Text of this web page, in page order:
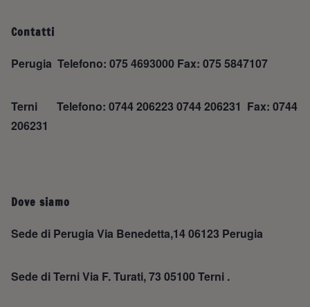
Contatti
Perugia Telefono: 075 4693000 Fax: 075 5847107
Terni Telefono: 0744 206223 0744 206231 Fax: 0744
206231
Dove siamo
Sede di Perugia Via Benedetta,14 06123 Perugia
Sede di Terni Via F. Turati, 73 05100 Terni .